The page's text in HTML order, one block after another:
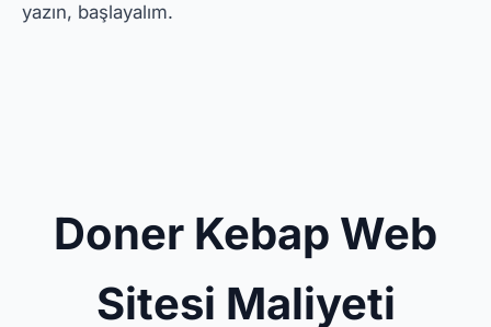
yazın, başlayalım.
Doner Kebap Web
Sitesi Maliyeti